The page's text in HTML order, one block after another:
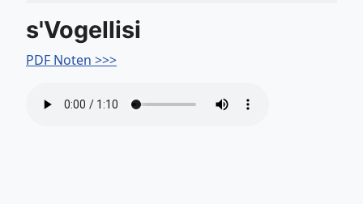
s'Vogellisi
PDF Noten >>>